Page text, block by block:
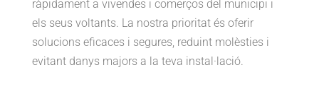
ràpidament a vivendes i comerços del municipi i
els seus voltants. La nostra prioritat és oferir
solucions eficaces i segures, reduint molèsties i
evitant danys majors a la teva instal·lació.